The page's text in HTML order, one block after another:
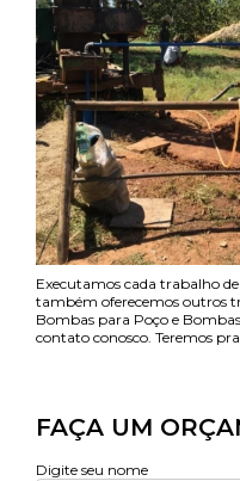
Executamos cada trabalho
também oferecemos outros
Bombas para Poço e
contato conosco. Teremos
FAÇA UM
Digite seu nome